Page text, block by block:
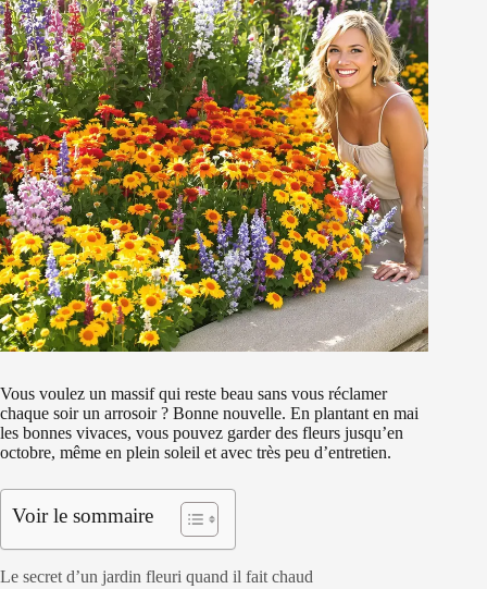
Vous voulez un massif qui reste beau sans vous réclamer
chaque soir un arrosoir ? Bonne nouvelle. En plantant en mai
les bonnes vivaces, vous pouvez garder des fleurs jusqu’en
octobre, même en plein soleil et avec très peu d’entretien.
Voir le sommaire
Le secret d’un jardin fleuri quand il fait chaud